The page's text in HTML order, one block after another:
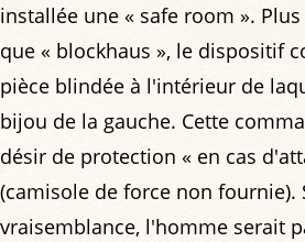
installée une « safe room ».
que « blockhaus », le dispositif
pièce blindée à l'intérieur de
bijou de la gauche. Cette
désir de protection « en cas
(camisole de force non fournie).
vraisemblance, l'homme serait